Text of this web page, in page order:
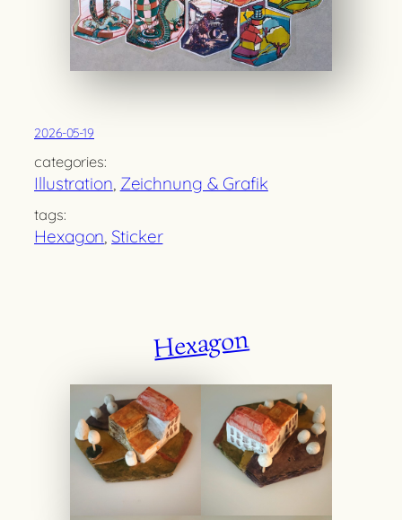
2026-05-19
categories:
Illustration Zeichnung & Grafik
tags:
Hexagon , Sticker
Hexagon